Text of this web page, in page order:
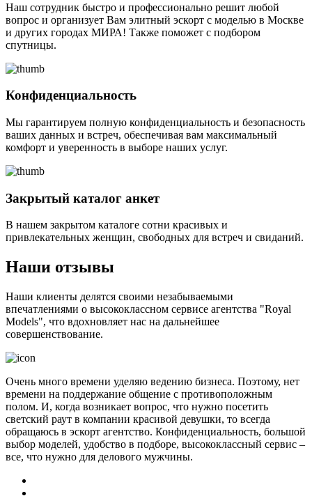
Наш сотрудник быстро и профессионально решит любой
вопрос и организует Вам элитный эскорт с моделью в Москве
и других городах МИРА! Также поможет с подбором
спутницы.
Конфиденциальность
Мы гарантируем полную конфиденциальность и безопасность
ваших данных и встреч, обеспечивая вам максимальный
комфорт и уверенность в выборе наших услуг.
Закрытый каталог анкет
В нашем закрытом каталоге сотни красивых и
привлекательных женщин, свободных для встреч и свиданий.
Наши отзывы
Наши клиенты делятся своими незабываемыми
впечатлениями о высококлассном сервисе агентства "Royal
Models", что вдохновляет нас на дальнейшее
совершенствование.
Очень много времени уделяю ведению бизнеса. Поэтому, нет
времени на поддержание общение с противоположным
полом. И, когда возникает вопрос, что нужно посетить
светский раут в компании красивой девушки, то всегда
обращаюсь в эскорт агентство. Конфиденциальность, большой
выбор моделей, удобство в подборе, высококлассный сервис –
все, что нужно для делового мужчины.